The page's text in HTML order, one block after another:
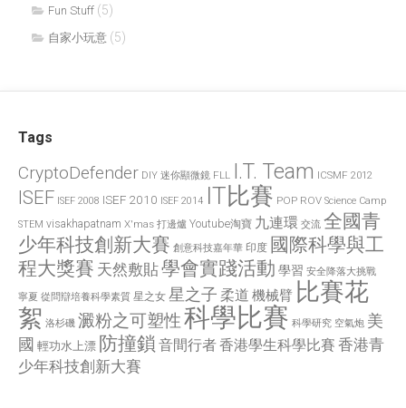
Fun Stuff (5)
自家小玩意 (5)
Tags
CryptoDefender DIY 迷你顯微鏡 FLL I.T. Team ICSMF 2012
ISEF ISEF 2008 ISEF 2010 ISEF 2014 IT比賽 POP ROV Science Camp
STEM visakhapatnam X'mas 打邊爐 Youtube淘寶 九連環 交流 全國青
少年科技創新大賽 創意科技嘉年華 印度 國際科學與工
程大獎賽 天然敷貼學會實踐活動 學習 安全降落大挑戰
寧夏 從問辯培養科學素質 星之女 星之子 柔道 機械臂 比賽花
絮 洛杉磯 澱粉之可塑性科學比賽 科學研究 空氣炮 美
國 輕功水上漂 防撞鎖 音間行者香港學生科學比賽 香港青
少年科技創新大賽